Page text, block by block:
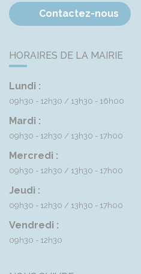
Contactez-nous
HORAIRES DE LA MAIRIE
Lundi :
09h30 - 12h30 13h30 - 16h00
Mardi :
09h30 - 12h30 13h30 - 17h00
Mercredi :
09h30 - 12h30 13h30 - 17h00
Jeudi :
09h30 - 12h30 13h30 - 17h00
Vendredi :
09h30 - 12h30